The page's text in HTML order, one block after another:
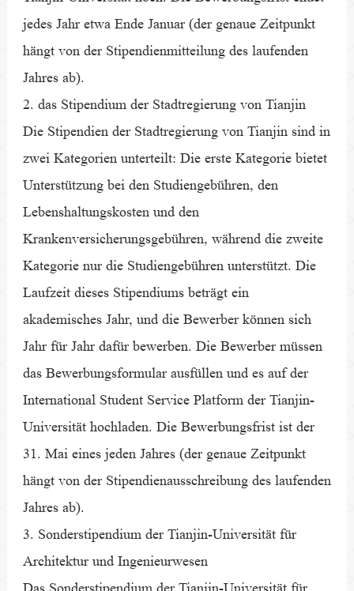
jedes Jahr etwa Ende Januar (der genaue Zeitpunkt
hängt von der Stipendienmitteilung des laufenden
Jahres ab).
2. das Stipendium der Stadtregierung von Tianjin
Die Stipendien der Stadtregierung von Tianjin sind in
zwei Kategorien unterteilt: Die erste Kategorie bietet
Unterstützung bei den Studiengebühren, den
Lebenshaltungskosten und den
Krankenversicherungsgebühren, während die zweite
Kategorie nur die Studiengebühren unterstützt. Die
Laufzeit dieses Stipendiums beträgt ein
akademisches Jahr, und die Bewerber können sich
Jahr für Jahr dafür bewerben. Die Bewerber müssen
das Bewerbungsformular ausfüllen und es auf der
International Student Service Platform der Tianjin-
Universität hochladen. Die Bewerbungsfrist ist der
31. Mai eines jeden Jahres (der genaue Zeitpunkt
hängt von der Stipendienausschreibung des laufenden
Jahres ab).
3. Sonderstipendium der Tianjin-Universität für
Architektur und Ingenieurwesen
Das Sonderstipendium der Tianjin-Universität für